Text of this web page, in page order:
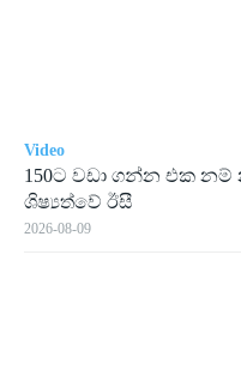
Video
150ට වඩා ගන්න එක නම්
ශිෂ්‍යත්වේ ඊසී
2026-08-09